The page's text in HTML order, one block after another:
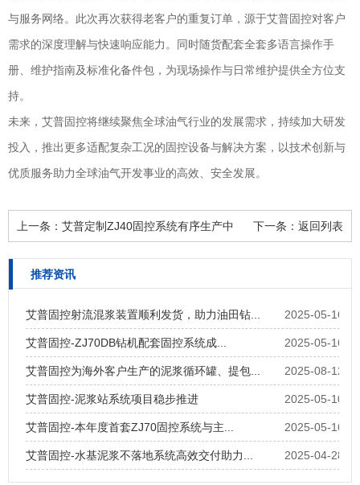
与服务网络。此次再次获得老客户的重复订单，源于艾普固控对客户
需求的深度理解与快速响应能力。同时随货配套全套多语言操作手
册、维护指南及标准化备件包，为现场操作与日常维护提供全方位支
持。
未来，艾普固控将继续聚焦全球油气行业的发展需求，持续加大研发
投入，推出更多适配复杂工况的固控设备与解决方案，以技术创新与
优质服务助力全球油气开发事业的高效、安全发展。
上一条： 艾普定制ZJ40固控系统有序生产中 下一条： 返回列表
推荐资讯
2025-05-16
艾普固控射流混浆装置顺利发货，助力油田钻...
2025-05-16
艾普固控-ZJ70DB钻机配套固控系统成...
2025-08-12
艾普固控为海外客户生产的泥浆循环罐、提包...
2025-05-10
艾普固控-泥浆站系统项目稳步推进
2025-05-16
艾普固控-本年度首套ZJ70固控系统与主...
2025-04-28
艾普固控-水基泥浆不落地系统高效交付助力...